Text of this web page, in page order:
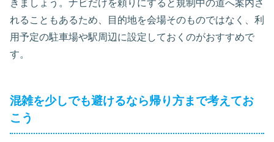
きましょう。ナビだけを頼りにすると規制中の道へ案内さ
れることもあるため、目的地を会場そのものではなく、利
用予定の駐車場や駅周辺に設定しておくのがおすすめで
す。
混雑を少しでも避けるなら帰り方まで考えてお
こう